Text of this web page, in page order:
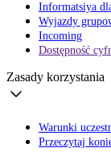
Informatsiya
Wyjazdy
Incoming
Dostępność
Zasady korzystania
Warunki
Przeczytaj